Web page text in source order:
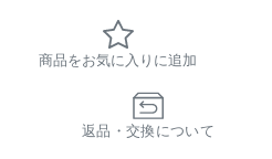
商品をお気に入りに追加
返品・交換について